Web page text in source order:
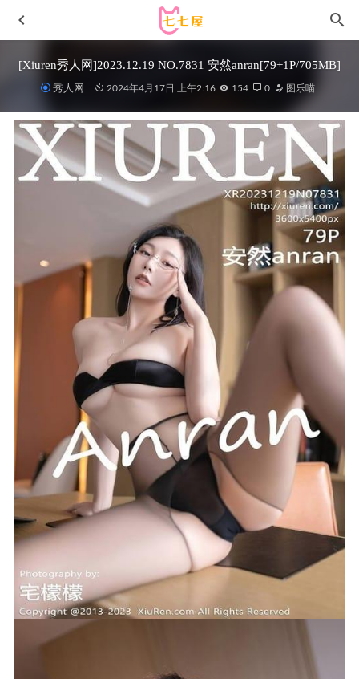
[Xiuren秀人网]2023.12.19 NO.7831 安然anran[79+1P/705MB]
秀人网 2024年4月17日 上午2:16 154 0 图乐喵
[Xiuren秀人网]2025.05.23 NO.10317 林若凡F[77+1P/724MB]
神楽坂真冬 –NO.098 飘飘欲仙 [75P/213MB] 2022-05-06
KenKen けん研 – 053 [Fantia] 2023年7月[197P1V-874M]
[Xiuren秀人网]2022.11.01 NO.5791 张思允Nice[70+1P／
2023-05-09
[Xiuren秀人网]2024.08.19 NO.9034 潘多拉哦[73+1P/668MB]
2025-04-29